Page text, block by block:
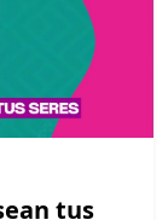
tus